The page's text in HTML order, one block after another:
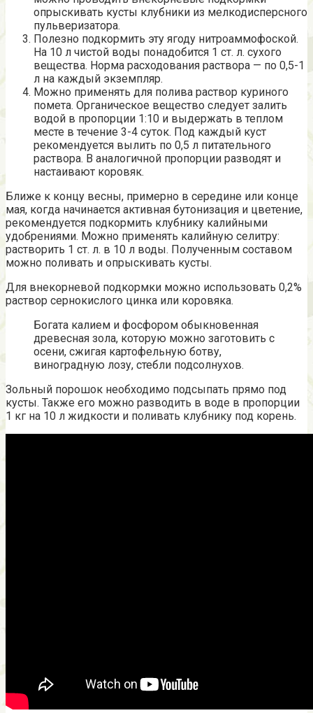
опрыскивать кусты клубники из мелкодисперсного
пульверизатора.
Полезно подкормить эту ягоду нитроаммофоской.
На 10 л чистой воды понадобится 1 ст. л. сухого
вещества. Норма расходования раствора — по 0,5-1
л на каждый экземпляр.
Можно применять для полива раствор куриного
помета. Органическое вещество следует залить
водой в пропорции 1:10 и выдержать в теплом
месте в течение 3-4 суток. Под каждый куст
рекомендуется вылить по 0,5 л питательного
раствора. В аналогичной пропорции разводят и
настаивают коровяк.
Ближе к концу весны, примерно в середине или конце
мая, когда начинается активная бутонизация и цветение,
рекомендуется подкормить клубнику калийными
удобрениями. Можно применять калийную селитру:
растворить 1 ст. л. в 10 л воды. Полученным составом
можно поливать и опрыскивать кусты.
Для внекорневой подкормки можно использовать 0,2%
раствор сернокислого цинка или коровяка.
Богата калием и фосфором обыкновенная
древесная зола, которую можно заготовить с
осени, сжигая картофельную ботву,
виноградную лозу, стебли подсолнухов.
Зольный порошок необходимо подсыпать прямо под
кусты. Также его можно разводить в воде в пропорции
1 кг на 10 л жидкости и поливать клубнику под корень.